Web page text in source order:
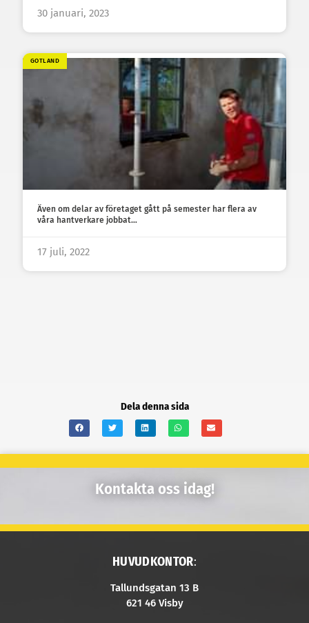
30 januari, 2023
GOTLAND
Även om delar av företaget gått på semester har flera av
våra hantverkare jobbat…
17 juli, 2022
Dela denna sida
Kontakta oss idag!
HUVUDKONTOR:
Tallundsgatan 13 B
621 46 Visby